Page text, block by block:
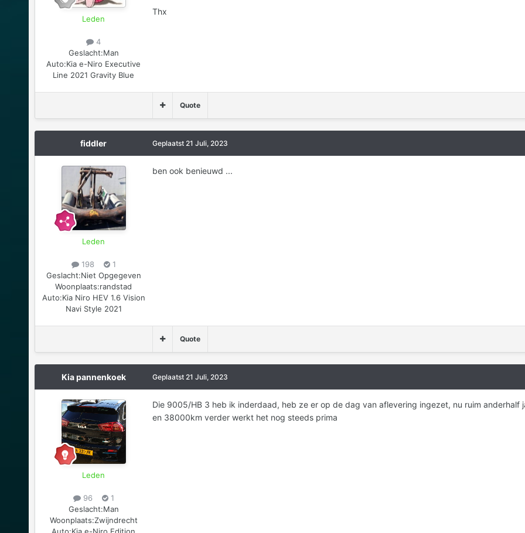
Leden
4
Geslacht:Man
Auto:Kia e-Niro Executive
Line 2021 Gravity Blue
Thx
Quote
fiddler
Leden
198
1
Geslacht:Niet Opgegeven
Woonplaats:randstad
Auto:Kia Niro HEV 1.6 Vision
Navi Style 2021
Geplaatst 21 Juli, 2023
ben ook benieuwd ...
Quote
Kia pannenkoek
Leden
96
1
Geslacht:Man
Woonplaats:Zwijndrecht
Geplaatst 21 Juli, 2023
Die 9005/HB 3 heb ik inderdaad, heb ze er op de dag van aflevering ingezet, nu ruim anderhalf
en 38000km verder werkt het nog steeds prima